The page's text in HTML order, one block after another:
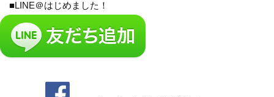
■LINE＠はじめました！